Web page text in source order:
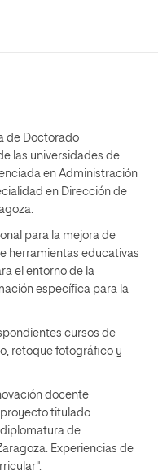
de Doctorado
las universidades de
en Administración
en Dirección de
para la mejora de
herramientas educativas
el entorno de la
específica para la
cursos de
retoque fotográfico y
docente
proyecto titulado
de
Experiencias de